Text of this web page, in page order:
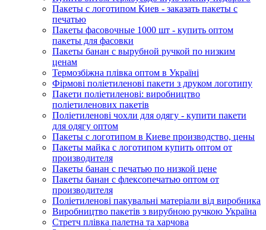
Пакеты с логотипом Киев - заказать пакеты с
печатью
Пакеты фасовочные 1000 шт - купить оптом
пакеты для фасовки
Пакеты банан с вырубной ручкой по низким
ценам
Термозбіжна плівка оптом в Україні
Фірмові поліетиленові пакети з друком логотипу
Пакети поліетиленові: виробництво
поліетиленових пакетів
Поліетиленові чохли для одягу - купити пакети
для одягу оптом
Пакеты с логотипом в Киеве производство, цены
Пакеты майка с логотипом купить оптом от
производителя
Пакеты банан с печатью по низкой цене
Пакеты банан с флексопечатью оптом от
производителя
Поліетиленові пакувальні матеріали від виробника
Виробництво пакетів з вирубною ручкою Україна
Стретч плівка палетна та харчова